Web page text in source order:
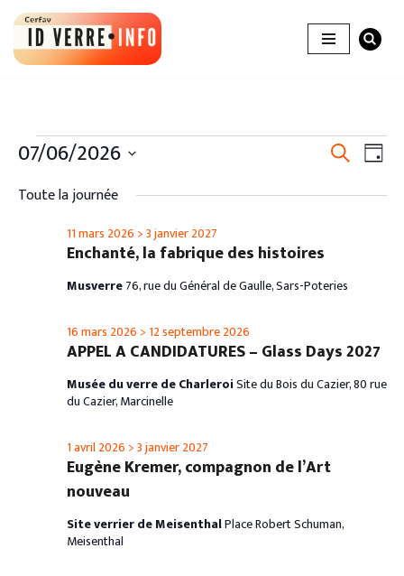
Aller
au
et
vues
Recherche
Jour
07/06/2026
une
Toute la journée
Enchanté, la fabrique des histoires
11 mars 2026 >3 janvier 2027
Musverre76, rue du Général de Gaulle, Sars-Poteries
APPEL A CANDIDATURES – Glass Days 2027
16 mars 2026 > 12 septembre 2026
Musée du verre de CharleroiSite du Bois du Cazier, 80 rue
du Cazier, Marcinelle
Eugène Kremer, compagnon de l’Art
nouveau
1 avril 2026 >3 janvier 2027
Site verrier de MeisenthalPlace Robert Schuman,
Meisenthal